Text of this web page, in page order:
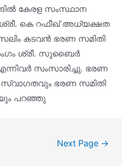
കേരള സംസ്ഥാന
കെ റഫീഖ് അധ്യക്ഷത
കടവൻ ഭരണ സമിതി
അംഗം ശ്രീ. സുബൈർ
സംസാരിച്ചു. ഭരണ
ഭരണ സമിതി
പറഞ്ഞു
Next Page →